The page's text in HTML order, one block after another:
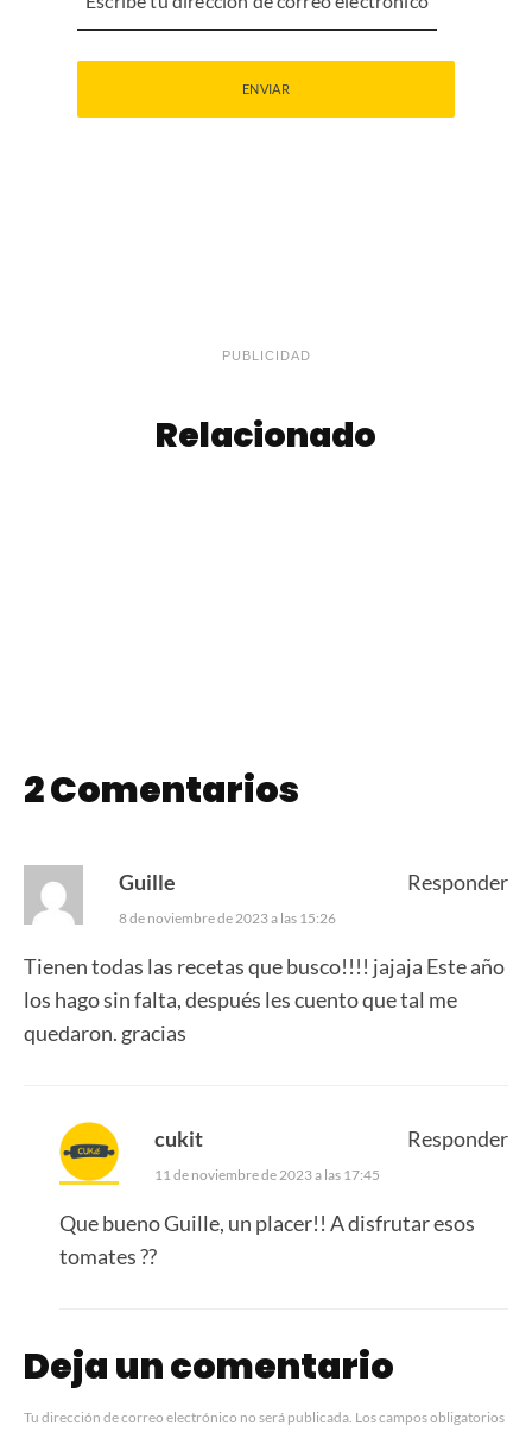
PUBLICIDAD
Relacionado
2 Comentarios
Guille
8 de noviembre de 2023 a las 15:26
Tienen todas las recetas que busco!!!! jajaja Este año
los hago sin falta, después les cuento que tal me
quedaron. gracias
Responder
cukit
11 de noviembre de 2023 a las 17:45
Que bueno Guille, un placer!! A disfrutar esos
tomates ??
Responder
Deja un comentario
Tu dirección de correo electrónico no será publicada. Los campos obligatorios